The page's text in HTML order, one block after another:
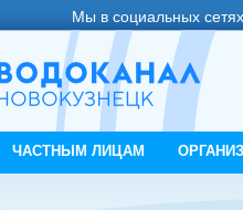
Мы в социальных сетях
ЧАСТНЫМ ЛИЦАМ